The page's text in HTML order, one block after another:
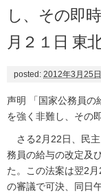
し、その即
月２１日 東
posted: 2012年3月25日
声明 「国家公務員の
を強く非難し、その
さる2月22日、民主
務員の給与の改定及
た。この法案は翌2
の審議で可決、同日